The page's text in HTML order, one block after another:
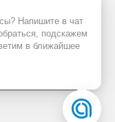
корректной
пользователей
политикой